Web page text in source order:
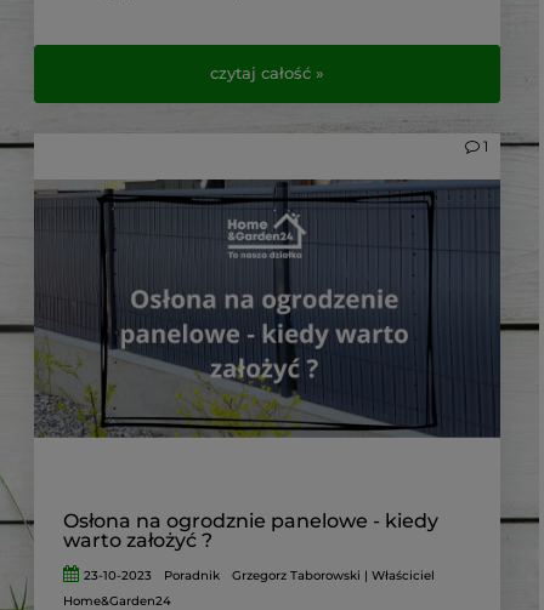
czytaj całość »
Osłona na ogrodznie panelowe - kiedy
warto założyć ?
1
23-10-2023 Poradnik
Grzegorz Taborowski | Właściciel
Home&Garden24